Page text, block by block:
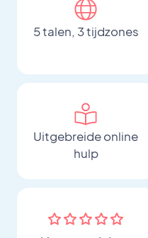
5 talen, 3 tijdzones
Uitgebreide online
hulp